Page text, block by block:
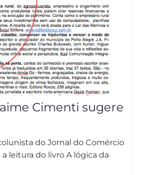
Cimenti sugere
do Jornal do Comércio
leitura do livro A lógica da